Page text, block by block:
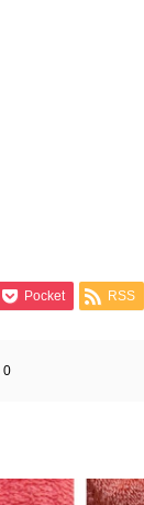
Pocket RSS
0